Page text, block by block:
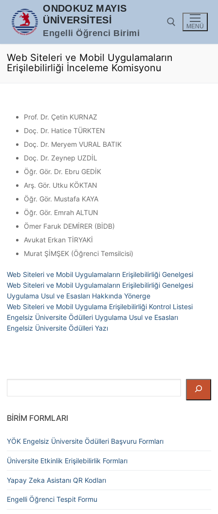
ONDOKUZ MAYIS
ÜNIVERSITESI
Engelli Öğrenci Birimi
Arama:
MENÜ
Web Siteleri ve Mobil Uygulamaların
Erişilebilirliği İnceleme Komisyonu
Prof. Dr. Çetin KURNAZ
Doç. Dr. Hatice TÜRKTEN
Doç. Dr. Meryem VURAL BATIK
Doç. Dr. Zeynep UZDİL
Öğr. Gör. Dr. Ebru GEDİK
Arş. Gör. Utku KÖKTAN
Öğr. Gör. Mustafa KAYA
Öğr. Gör. Emrah ALTUN
Ömer Faruk DEMİRER (BİDB)
Avukat Erkan TİRYAKİ
Murat ŞİMŞEK (Öğrenci Temsilcisi)
Web Siteleri ve Mobil Uygulamaların Erişilebilirliği Genelgesi
Web Siteleri ve Mobil Uygulamaların Erişilebilirliği Genelgesi
Uygulama Usul ve Esasları Hakkında Yönerge
Web Siteleri ve Mobil Uygulama Erişilebilirliği Kontrol Listesi
Engelsiz Üniversite Ödülleri Uygulama Usul ve Esasları
Engelsiz Üniversite Ödülleri Yazı
BIRIM FORMLARI
YÖK Engelsiz Üniversite Ödülleri Başvuru Formları
Üniversite Etkinlik Erişilebilirlik Formları
Yapay Zeka Asistanı QR Kodları
Engelli Öğrenci Tespit Formu